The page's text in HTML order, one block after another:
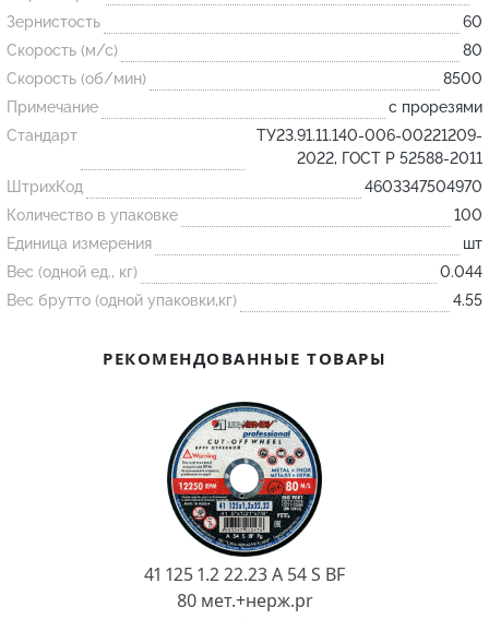
Огнеупорные
изделия
Скачать каталог
Муфель
Черпак
Шербер
Трубка
Пробка
Ковш разливочный
Огнеупорная SiC смесь
Зернистость
60
Скорость (м/с)
80
Скорость (об/мин)
8500
Примечание
с прорезями
Стандарт
ТУ23.91.11.140-006-00221209-
2022, ГОСТ Р 52588-2011
ШтрихКод
4603347504970
Количество в упаковке
100
Единица измерения
шт
Вес (одной ед., кг)
0.044
Вес брутто (одной упаковки,кг)
4.55
РЕКОМЕНДОВАННЫЕ ТОВАРЫ
41 125 1.2 22.23 A 54 S BF
80 мет.+нерж.pr